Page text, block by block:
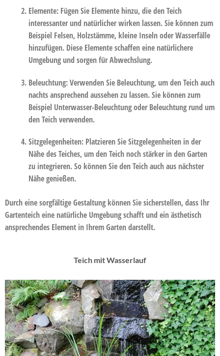
Elemente: Fügen Sie Elemente hinzu, die den Teich
interessanter und natürlicher wirken lassen. Sie können zum
Beispiel Felsen, Holzstämme, kleine Inseln oder Wasserfälle
hinzufügen. Diese Elemente schaffen eine natürlichere
Umgebung und sorgen für Abwechslung.
Beleuchtung:Verwenden Sie Beleuchtung, um den Teich auch
nachts ansprechend aussehen zu lassen. Sie können zum
Beispiel Unterwasser-Beleuchtung oder Beleuchtung rund um
den Teich verwenden.
Sitzgelegenheiten: Platzieren Sie Sitzgelegenheiten in der
Nähe des Teiches, um den Teich noch stärker in den Garten
zu integrieren. So können Sie den Teich auch aus nächster
Nähe genießen.
Durch eine sorgfältige Gestaltung können Sie sicherstellen, dass Ihr
Gartenteich eine natürliche Umgebung schafft und ein ästhetisch
ansprechendes Element in Ihrem Garten darstellt.
Teich mit Wasserlauf